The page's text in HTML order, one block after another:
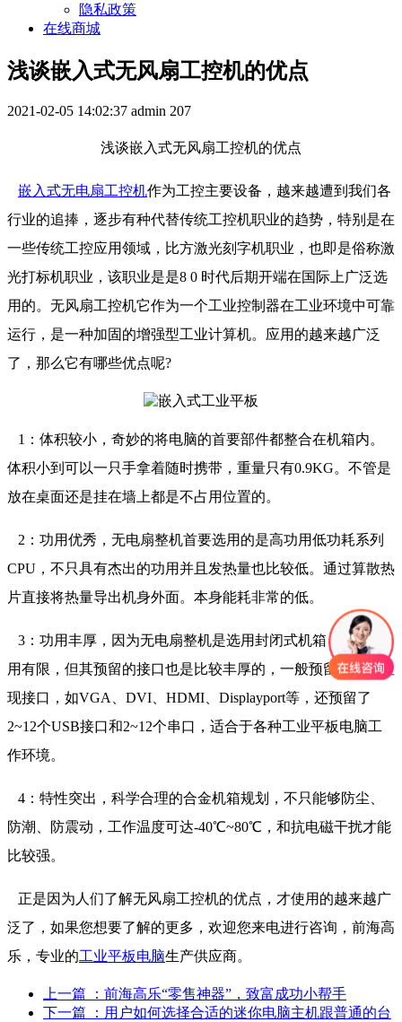
隐私政策
在线商城
浅谈嵌入式无风扇工控机的优点
2021-02-05 14:02:37 admin 207
浅谈嵌入式无风扇工控机的优点
嵌入式无电扇工控机作为工控主要设备，越来越遭到我们各
行业的追捧，逐步有种代替传统工控机职业的趋势，特别是在
一些传统工控应用领域，比方激光刻字机职业，也即是俗称激
光打标机职业，该职业是是8 0 时代后期开端在国际上广泛选
用的。无风扇工控机它作为一个工业控制器在工业环境中可靠
运行，是一种加固的增强型工业计算机。应用的越来越广泛
了，那么它有哪些优点呢?
1：体积较小，奇妙的将电脑的首要部件都整合在机箱内。
体积小到可以一只手拿着随时携带，重量只有0.9KG。不管是
放在桌面还是挂在墙上都是不占用位置的。
2：功用优秀，无电扇整机首要选用的是高功用低功耗系列
CPU，不只具有杰出的功用并且发热量也比较低。通过算散热
片直接将热量导出机身外面。本身能耗非常的低。
3：功用丰厚，因为无电扇整机是选用封闭式机箱，拓展功
用有限，但其预留的接口也是比较丰厚的，一般预留了高清显
现接口，如VGA、DVI、HDMI、Displayport等，还预留了
2~12个USB接口和2~12个串口，适合于各种工业平板电脑工
作环境。
4：特性突出，科学合理的合金机箱规划，不只能够防尘、
防潮、防震动，工作温度可达-40℃~80℃，和抗电磁干扰才能
比较强。
正是因为人们了解无风扇工控机的优点，才使用的越来越广
泛了，如果您想要了解的更多，欢迎您来电进行咨询，前海高
乐，专业的工业平板电脑生产供应商。
上一篇
：前海高乐“零售神器”，致富成功小帮手
下一篇
：用户如何选择合适的迷你电脑主机跟普通的台